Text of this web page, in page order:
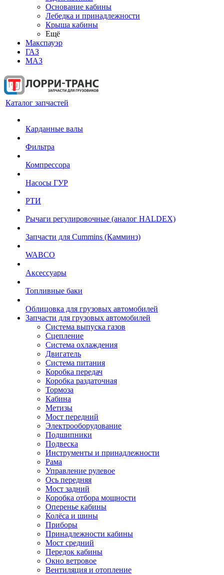
Основание кабины
Лебедка и принадлежности
Крыша кабины
Ещё
Макспауэр
ГАЗ
МАЗ
Каталог запчастей
Карданные валы
Фильтра
Компрессора
Насосы ГУР
РТИ
Рычаги регулировочные (аналог HALDEX)
Запчасти для Cummins (Камминз)
WABCO
Аксессуары
Топливные баки
Облицовка для грузовых автомобилей
Запчасти для грузовых автомобилей
Система выпуска газов
Сцепление
Система охлаждения
Двигатель
Система питания
Коробка передач
Коробка раздаточная
Тормоза
Кабина
Метизы
Мост передний
Электрооборудование
Подшипники
Подвеска
Инструменты и принадлежности
Рама
Управление рулевое
Ось передняя
Мост задний
Коробка отбора мощности
Оперенье кабины
Колёса и шины
Приборы
Принадлежности кабины
Мост средний
Передок кабины
Окно ветровое
Вентиляция и отопление